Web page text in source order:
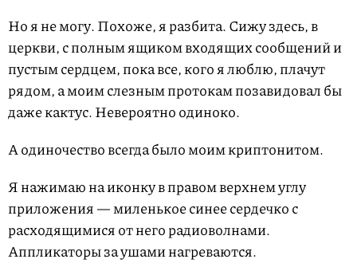
Но я не могу. Похоже, я разбита. Сижу здесь, в
церкви, с полным ящиком входящих сообщений и
пустым сердцем, пока все, кого я люблю, плачут
рядом, а моим слезным протокам позавидовал бы
даже кактус. Невероятно одиноко.
А одиночество всегда было моим криптонитом.
Я нажимаю на иконку в правом верхнем углу
приложения — миленькое синее сердечко с
расходящимися от него радиоволнами.
Аппликаторы за ушами нагреваются.